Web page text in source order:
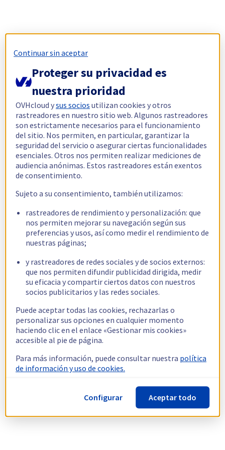
Continuar sin aceptar
Proteger su privacidad es
nuestra prioridad
OVHcloud ysus socios utilizan cookies y otros
rastreadores en nuestro sitio web. Algunos rastreadores
son estrictamente necesarios para el funcionamiento
del sitio. Nos permiten, en particular, garantizar la
seguridad del servicio o asegurar ciertas funcionalidades
esenciales. Otros nos permiten realizar mediciones de
audiencia anónimas. Estos rastreadores están exentos
de consentimiento.
Sujeto a su consentimiento, también utilizamos:
rastreadores de rendimiento y personalización: que
nos permiten mejorar su navegación según sus
preferencias y usos, así como medir el rendimiento de
nuestras páginas;
y rastreadores de redes sociales y de socios externos:
que nos permiten difundir publicidad dirigida, medir
su eficacia y compartir ciertos datos con nuestros
socios publicitarios y las redes sociales.
Puede aceptar todas las cookies, rechazarlas o
personalizar sus opciones en cualquier momento
haciendo clic en el enlace «Gestionar mis cookies»
accesible al pie de página.
Para más información, puede consultar nuestra política
de información y uso de cookies.
Configurar Aceptar todo